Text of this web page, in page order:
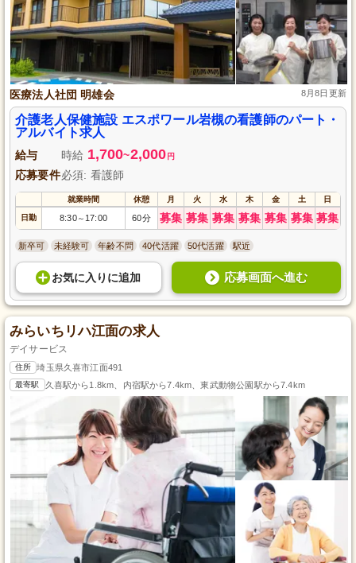
医療法人社団 明雄会 8月8日更新
介護老人保健施設 エスポワール岩槻の看護師のパート・
アルバイト求人
給与 時給 1,700~2,000 円
応募要件必須: 看護師
就業時間 休憩 月 火 水 木 金 土 日
日勤 8:30～ 17:00 60分 募集 募集 募集 募集 募集 募集 募集
新卒可 未経験可 年齢不問 40代活躍 50代活躍 駅近
お気に入り に追加 応募画面へ進む
みらいちリハ江面の求人
デイサービス
住所 埼玉県久喜市江面491
最寄駅 久喜駅から1.8km、内宿駅から7.4km、東武動物公園駅から7.4km